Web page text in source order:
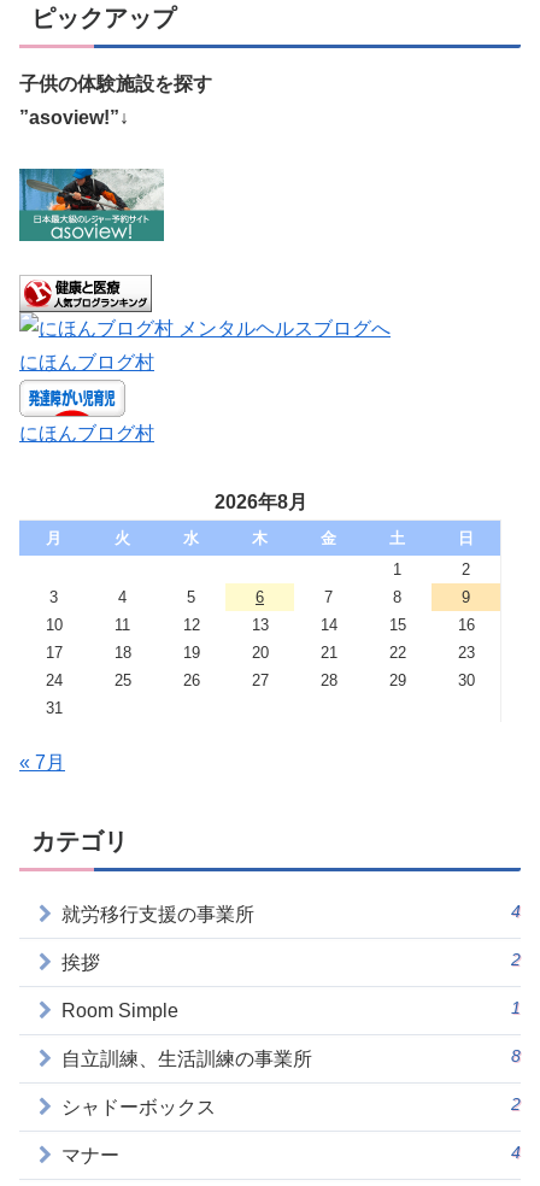
ピックアップ
子供の体験施設を探す
”asoview!”↓
にほんブログ村
にほんブログ村
2026年8月
月 火 水 木 金 土
日
1
2
3
4 5 6 7 8
9
10
11 12 13 14 15
16
17
18 19 20 21 22
23
24
25 26 27 28 29
30
31
« 7月
カテゴリ
就労移行支援の事業所 4
挨拶 2
Room Simple 1
自立訓練、生活訓練の事業所 8
シャドーボックス 2
マナー 4